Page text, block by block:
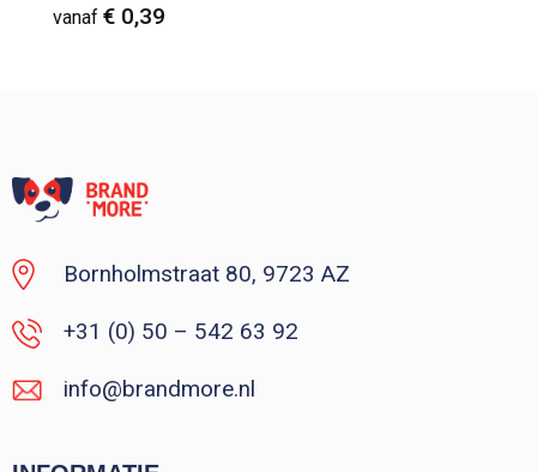
vanaf € 0,39
Bornholmstraat 80, 9723 AZ
+31 (0) 50 – 542 63 92
info@brandmore.nl